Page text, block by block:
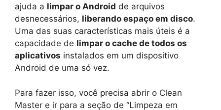
ajuda a limpar o Android de arquivos
desnecessários, liberando espaço em disco.
Uma das suas características mais úteis é a
capacidade de limpar o cache de todos os
aplicativos instalados em um dispositivo
Android de uma só vez.
Para fazer isso, você precisa abrir o Clean
Master e ir para a seção de “Limpeza em